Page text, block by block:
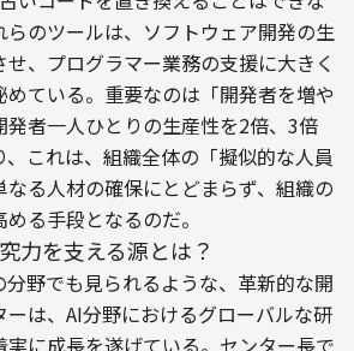
らのツールは、ソフトウェア開発の生
、プログラマー業務の支援に大きく
ている。重要なのは「開発者を増や
発者一人ひとりの生産性を2倍、3倍
、これは、組織全体の「擬似的な人員
る人材の確保にとどまらず、組織の
る手段となるのだ。
力を支える源とは？
野でも見られるような、革新的な開
は、AI分野におけるグローバルな研
に成長を遂げている。センター長で